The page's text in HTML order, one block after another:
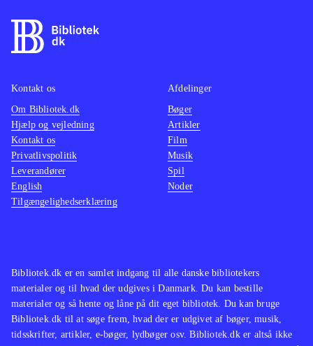
Bibliotek.dk er en samlet indgang til alle danske bibliotekers
materialer og til hvad der udgives i Danmark. Du kan bestille
materialer og så hente og låne på dit eget bibliotek. Du kan bruge
Bibliotek.dk til at søge frem, hvad der er udgivet af bøger, musik,
tidsskrifter, artikler, e-bøger, lydbøger osv. Bibliotek.dk er altså ikke
Kontakt os
Om Bibliotek.dk
Hjælp og vejledning
Kontakt os
Privatlivspolitik
Leverandører
English
Tilgængelighedserklæring
Afdelinger
Bøger
Artikler
Film
Musik
Spil
Noder